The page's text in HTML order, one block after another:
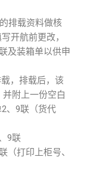
排载资料做核
开航前更改，
及装箱单以供申
，排载后，该
附上一份空白
、9联（货代
9联
打印上柜号、